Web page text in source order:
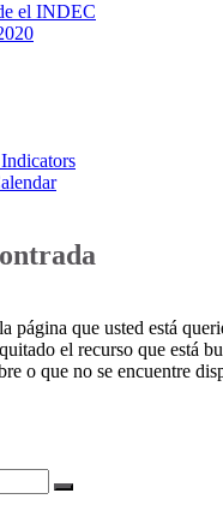
el INDEC
página que usted está
el recurso que está
o que no se encuentre